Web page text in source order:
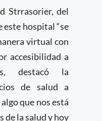
Strrasorier, del
este hospital “se
virtual con
accesibilidad a
destacó la
de salud a
que nos está
de la salud y hoy